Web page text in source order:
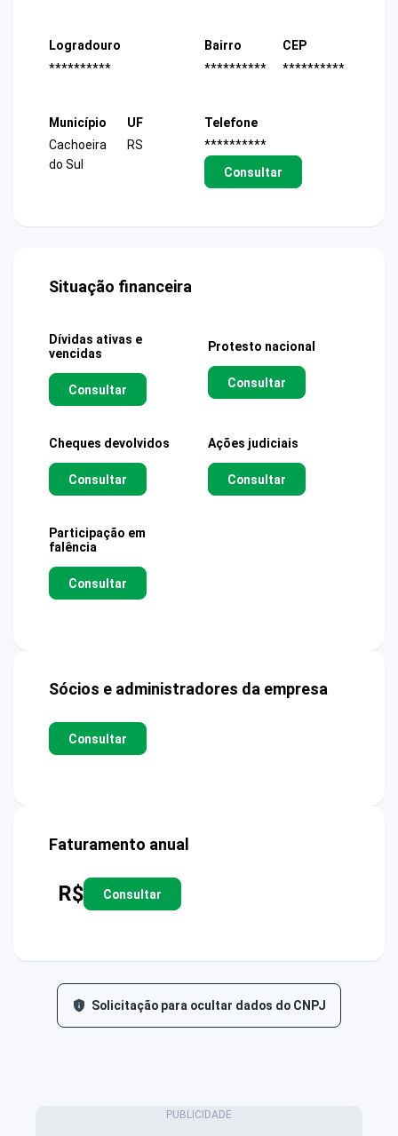
Logradouro
**********
Bairro
**********
CEP
**********
Município
Cachoeira
do Sul
UF
RS
Telefone
**********
Consultar
Situação financeira
Dívidas ativas e
vencidas
Consultar
Protesto nacional
Consultar
Cheques devolvidos
Consultar
Ações judiciais
Consultar
Participação em
falência
Consultar
Sócios e administradores da empresa
Consultar
Faturamento anual
R$ Consultar
Solicitação para ocultar dados do CNPJ